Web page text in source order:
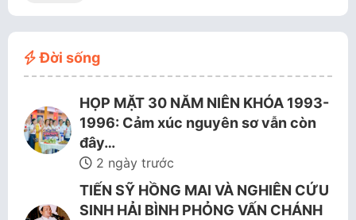
Đời sống
HỌP MẶT 30 NĂM NIÊN KHÓA 1993-
1996: Cảm xúc nguyên sơ vẫn còn
đây…
2 ngày trước
TIẾN SỸ HỒNG MAI VÀ NGHIÊN CỨU
SINH HẢI BÌNH PHỎNG VẤN CHÁNH